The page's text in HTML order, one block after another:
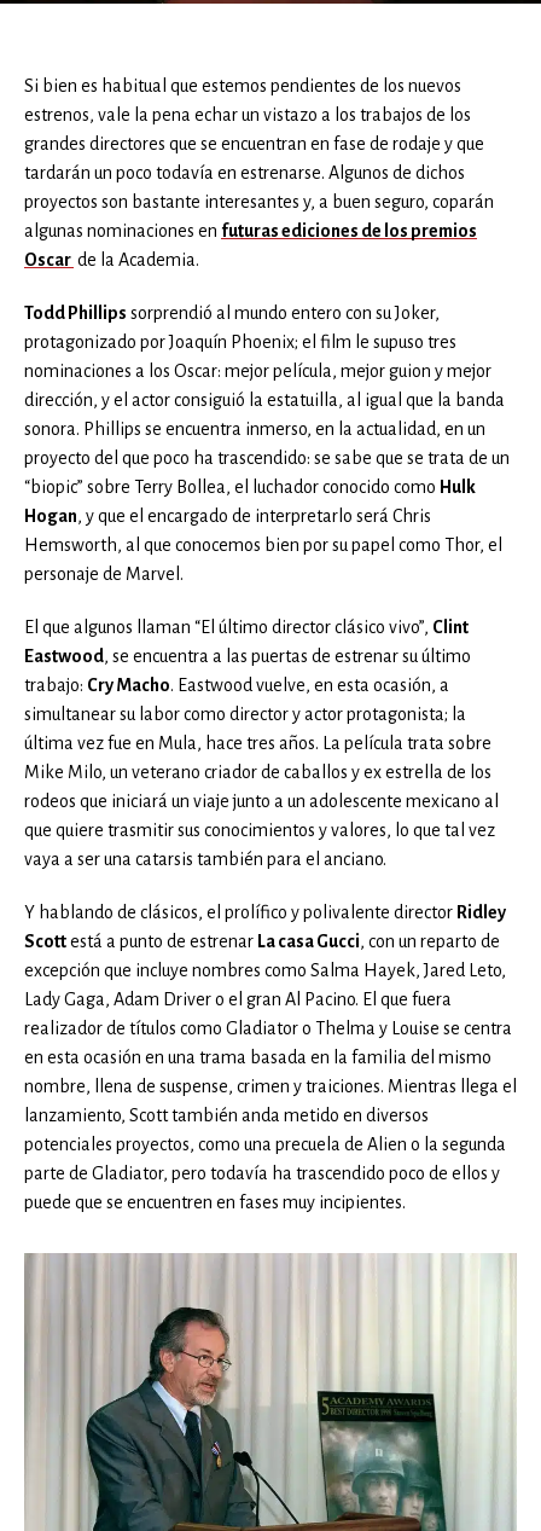
Si bien es habitual que estemos pendientes de los nuevos
estrenos, vale la pena echar un vistazo a los trabajos de los
grandes directores que se encuentran en fase de rodaje y que
tardarán un poco todavía en estrenarse. Algunos de dichos
proyectos son bastante interesantes y, a buen seguro, coparán
algunas nominaciones en futuras ediciones de los premios
Oscar de la Academia.
Todd Phillips sorprendió al mundo entero con su Joker,
protagonizado por Joaquín Phoenix; el film le supuso tres
nominaciones a los Oscar: mejor película, mejor guion y mejor
dirección, y el actor consiguió la estatuilla, al igual que la banda
sonora. Phillips se encuentra inmerso, en la actualidad, en un
proyecto del que poco ha trascendido: se sabe que se trata de un
“biopic” sobre Terry Bollea, el luchador conocido como Hulk
Hogan, y que el encargado de interpretarlo será Chris
Hemsworth, al que conocemos bien por su papel como Thor, el
personaje de Marvel.
El que algunos llaman “El último director clásico vivo”, Clint
Eastwood, se encuentra a las puertas de estrenar su último
trabajo: Cry Macho. Eastwood vuelve, en esta ocasión, a
simultanear su labor como director y actor protagonista; la
última vez fue en Mula, hace tres años. La película trata sobre
Mike Milo, un veterano criador de caballos y ex estrella de los
rodeos que iniciará un viaje junto a un adolescente mexicano al
que quiere trasmitir sus conocimientos y valores, lo que tal vez
vaya a ser una catarsis también para el anciano.
Y hablando de clásicos, el prolífico y polivalente director Ridley
Scottestá a punto de estrenar La casa Gucci, con un reparto de
excepción que incluye nombres como Salma Hayek, Jared Leto,
Lady Gaga, Adam Driver o el gran Al Pacino. El que fuera
realizador de títulos como Gladiator o Thelma y Louise se centra
en esta ocasión en una trama basada en la familia del mismo
nombre, llena de suspense, crimen y traiciones. Mientras llega el
lanzamiento, Scott también anda metido en diversos
potenciales proyectos, como una precuela de Alien o la segunda
parte de Gladiator, pero todavía ha trascendido poco de ellos y
puede que se encuentren en fases muy incipientes.